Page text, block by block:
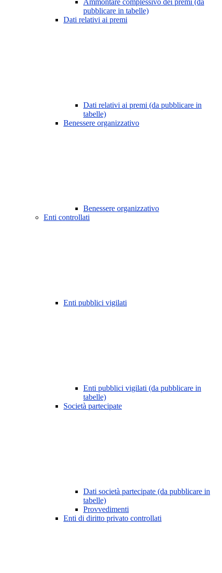
Ammontare complessivo dei premi (da
pubblicare in tabelle)
Dati relativi ai premi
Dati relativi ai premi (da pubblicare in
tabelle)
Benessere organizzativo
Benessere organizzativo
Enti controllati
Enti pubblici vigilati
Enti pubblici vigilati (da pubblicare in
tabelle)
Società partecipate
Dati società partecipate (da pubblicare in
tabelle)
Provvedimenti
Enti di diritto privato controllati